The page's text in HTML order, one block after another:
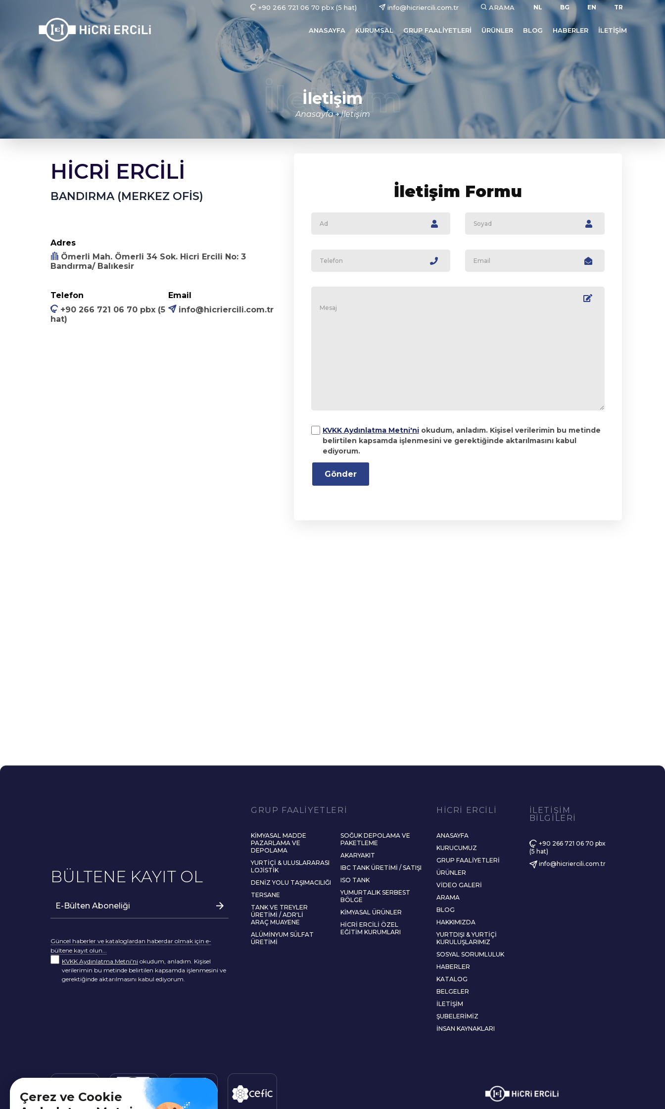
Çerez ve Cookie
+90 266 721 06 70 pbx (5 hat) info@hicriercili.com.tr NL BG EN TR
ARAMA
ANASAYFA KURUMSAL GRUP FAALIYETLERI ÜRÜNLER BLOG HABERLER İLETIŞIM
İletişim
Anasayfa İletişim
İletişim
HİCRİ ERCİLİ
BANDIRMA (MERKEZ OFİS)
Adres
Ömerli Mah. Ömerli 34 Sok. Hicri Ercili No: 3
Bandırma/ Balıkesir
Telefon
+90 266 721 06 70 pbx (5
hat)
Email
info@hicriercili.com.tr
İletişim Formu
KVKK Aydınlatma Metni'niokudum, anladım. Kişisel verilerimin bu metinde
belirtilen kapsamda işlenmesini ve gerektiğinde aktarılmasını kabul
ediyorum.
BÜLTENE KAYIT OL
Güncel haberler ve kataloglardan haberdar olmak için e-
bültene kayıt olun...
KVKK Aydınlatma Metni'ni okudum, anladım. Kişisel
verilerimin bu metinde belirtilen kapsamda işlenmesini ve
gerektiğinde aktarılmasını kabul ediyorum.
GRUP FAALIYETLERI
KIMYASAL MADDE
PAZARLAMA VE
DEPOLAMA
YURTIÇI & ULUSLARARASI
LOJISTIK
DENIZ YOLU TAŞIMACILIĞI
TERSANE
TANK VE TREYLER
ÜRETIMI / ADR'LI
ARAÇ MUAYENE
ALÜMINYUM SÜLFAT
ÜRETIMI
SOĞUK DEPOLAMA VE
PAKETLEME
AKARYAKIT
IBC TANK ÜRETIMI / SATIŞI
ISO TANK
YUMURTALIK SERBEST
BÖLGE
KIMYASAL ÜRÜNLER
HICRI ERCILI ÖZEL
EĞITIM KURUMLARI
HICRI ERCILI
ANASAYFA
KURUCUMUZ
GRUP FAALIYETLERI
ÜRÜNLER
VIDEO GALERI
ARAMA
BLOG
HAKKIMIZDA
YURTDIŞI & YURTIÇI
KURULUŞLARIMIZ
SOSYAL SORUMLULUK
HABERLER
KATALOG
BELGELER
İLETIŞIM
ŞUBELERIMIZ
İNSAN KAYNAKLARI
İLETIŞIM
BILGILERI
+90 266 721 06 70 pbx
(5 hat)
info@hicriercili.com.tr